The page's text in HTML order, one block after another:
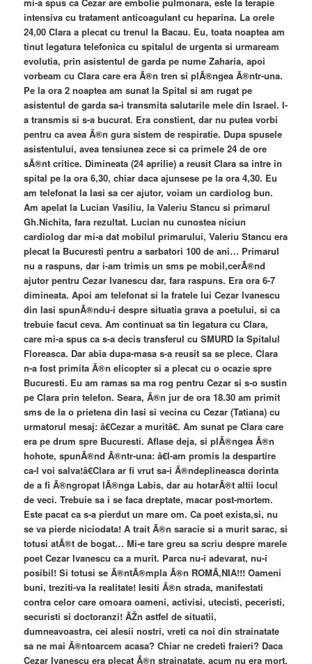
intensiva cu tratament anticoagulant cu heparina. La orele
24,00 Clara a plecat cu trenul la Bacau. Eu, toata noaptea am
tinut legatura telefonica cu spitalul de urgenta si urmaream
evolutia, prin asistentul de garda pe nume Zaharia, apoi
vorbeam cu Clara care era Ã®n tren si plÃ®ngea Ã®ntr-una.
Pe la ora 2 noaptea am sunat la Spital si am rugat pe
asistentul de garda sa-i transmita salutarile mele din Israel. I-
a transmis si s-a bucurat. Era constient, dar nu putea vorbi
pentru ca avea Ã®n gura sistem de respiratie. Dupa spusele
asistentului, avea tensiunea zece si ca primele 24 de ore
sÃ®nt critice. Dimineata (24 aprilie) a reusit Clara sa intre in
spital pe la ora 6,30, chiar daca ajunsese pe la ora 4,30. Eu
am telefonat la Iasi sa cer ajutor, voiam un cardiolog bun.
Am apelat la Lucian Vasiliu, la Valeriu Stancu si primarul
Gh.Nichita, fara rezultat. Lucian nu cunostea niciun
cardiolog dar mi-a dat mobilul primarului, Valeriu Stancu era
plecat la Bucuresti pentru a sarbatori 100 de ani… Primarul
nu a raspuns, dar i-am trimis un sms pe mobil,cerÃ®nd
ajutor pentru Cezar Ivanescu dar, fara raspuns. Era ora 6-7
dimineata. Apoi am telefonat si la fratele lui Cezar Ivanescu
din Iasi spunÃ®ndu-i despre situatia grava a poetului, si ca
trebuie facut ceva. Am continuat sa tin legatura cu Clara,
care mi-a spus ca s-a decis transferul cu SMURD la Spitalul
Floreasca. Dar abia dupa-masa s-a reusit sa se plece. Clara
n-a fost primita Ã®n elicopter si a plecat cu o ocazie spre
Bucuresti. Eu am ramas sa ma rog pentru Cezar si s-o sustin
pe Clara prin telefon. Seara, Ã®n jur de ora 18.30 am primit
sms de la o prietena din Iasi si vecina cu Cezar (Tatiana) cu
urmatorul mesaj: â€Cezar a muritâ€. Am sunat pe Clara care
era pe drum spre Bucuresti. Aflase deja, si plÃ®ngea Ã®n
hohote, spunÃ®nd Ã®ntr-una: â€I-am promis la despartire
ca-l voi salva!â€Clara ar fi vrut sa-i Ã®ndeplineasca dorinta
de a fi Ã®ngropat lÃ®nga Labis, dar au hotarÃ®t altii locul
de veci. Trebuie sa i se faca dreptate, macar post-mortem.
Este pacat ca s-a pierdut un mare om. Ca poet exista,si, nu
se va pierde niciodata! A trait Ã®n saracie si a murit sarac, si
totusi atÃ®t de bogat… Mi-e tare greu sa scriu despre marele
poet Cezar Ivanescu ca a murit. Parca nu-i adevarat, nu-i
posibil! Si totusi se Ã®ntÃ®mpla Ã®n ROMÃ‚NIA!!! Oameni
buni, treziti-va la realitate! Iesiti Ã®n strada, manifestati
contra celor care omoara oameni, activisi, utecisti, peceristi,
securisti si doctoranzi! ÃŽn astfel de situatii,
dumneavoastra, cei alesii nostri, vreti ca noi din strainatate
sa ne mai Ã®ntoarcem acasa? Chiar ne credeti fraieri? Daca
Cezar Ivanescu era plecat Ã®n strainatate, acum nu era mort.